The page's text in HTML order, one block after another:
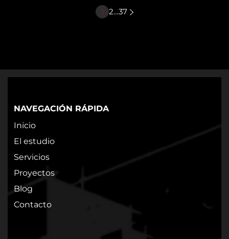
1 2…37
NAVEGACIÓN RÁPIDA
Inicio
El estudio
Servicios
Proyectos
Blog
Contacto